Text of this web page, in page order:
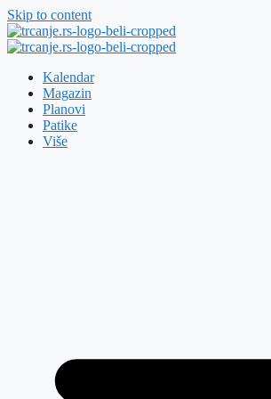
Skip to content
Kalendar
Magazin
Planovi
Patike
Više